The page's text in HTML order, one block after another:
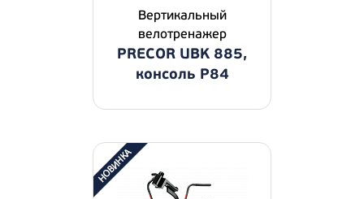
Вертикальный
велотренажер
PRECOR UBK 885,
консоль P84